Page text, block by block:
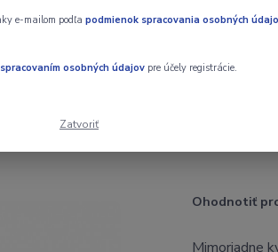
záberu Kempingový
Ohodnotiť
Mimoriadne
e-mailom podľa podmienok spracovania osobných
spracovaním osobných údajovpre účely registrácie.
Zatvoriť